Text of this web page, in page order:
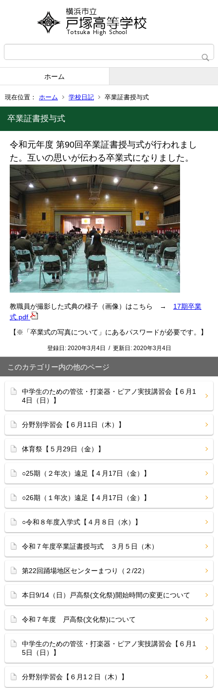
ホーム
現在位置： ホーム 学校日記 卒業証書授与式
卒業証書授与式
令和元年度 第90回卒業証書授与式が行われまし
た。互いの思いが伝わる卒業式になりました。
教職員が撮影した式典の様子（画像）はこちら → 17期卒業
式.pdf
【※「卒業式の写真について」にあるパスワードが必要です。】
登録日: 2020年3月4日 / 更新日: 2020年3月4日
このカテゴリー内の他のページ
中学生のための管弦・打楽器・ピアノ実技講習会【６月1
4日（日）】
分野別学習会【６月11日（木）】
体育祭【５月29日（金）】
○25期（２年次）遠足【４月17日（金）】
○26期（１年次）遠足【４月17日（金）】
○令和８年度入学式【４月８日（水）】
令和７年度卒業証書授与式 ３月５日（木）
第22回踊場地区センターまつり（２/22）
本日9/14（日）戸高祭(文化祭)開始時間の変更について
令和７年度 戸高祭(文化祭)について
中学生のための管弦・打楽器・ピアノ実技講習会【６月1
5日（日）】
分野別学習会【６月1２日（木）】